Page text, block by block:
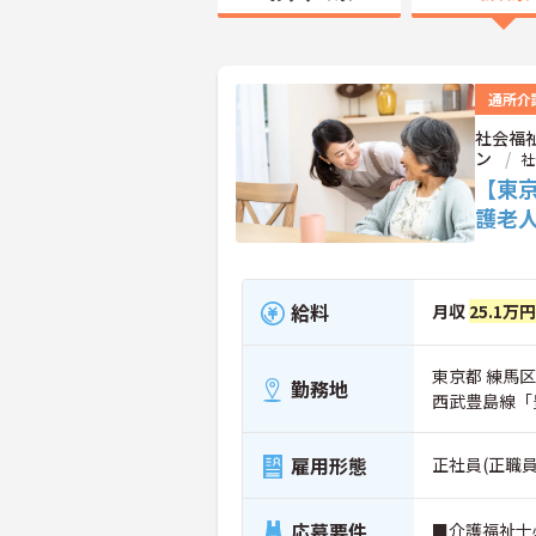
通所介
社会福
ン
【
護老
給料 月収 25.1万
勤務地
東京都 練馬
西武豊島線
雇用形態 正社員(正職
■介護福祉士